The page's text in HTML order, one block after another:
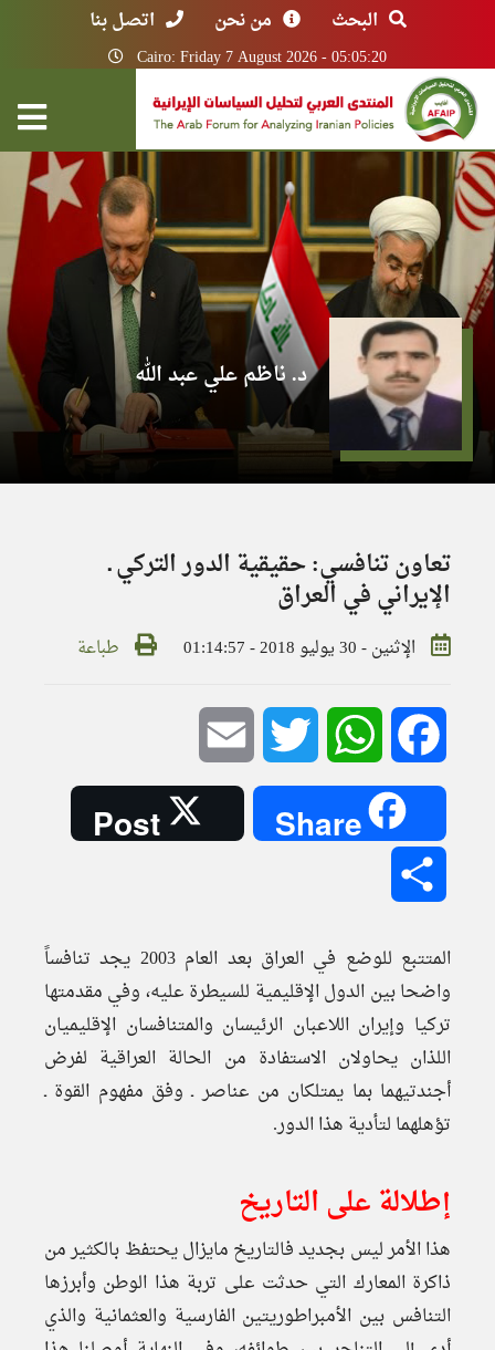
البحث من نحن اتصل بنا
Cairo: Friday 7 August 2026 - 05:05:20
د. ناظم علي عبد الله
تعاون تنافسي: حقيقية الدور التركي ـ
الإيراني في العراق
الإثنين - 30 يوليو 2018 - 01:14:57 طباعة
Facebook
WhatsApp
Twitter
Share
Post
المتتبع للوضع في العراق بعد العام 2003 يجد تنافساً
واضحا بين الدول الإقليمية للسيطرة عليه، وفي مقدمتها
تركيا وإيران اللاعبان الرئيسان والمتنافسان الإقليميان
اللذان يحاولان الاستفادة من الحالة العراقية لفرض
أجندتيهما بما يمتلكان من عناصر ـ وفق مفهوم القوة ـ
تؤهلهما لتأدية هذا الدور.
إطلالة على التاريخ
هذا الأمر ليس بجديد فالتاريخ مايزال يحتفظ بالكثير من
ذاكرة المعارك التي حدثت على تربة هذا الوطن وأبرزها
التنافس بين الأمبراطوريتين الفارسية والعثمانية والذي